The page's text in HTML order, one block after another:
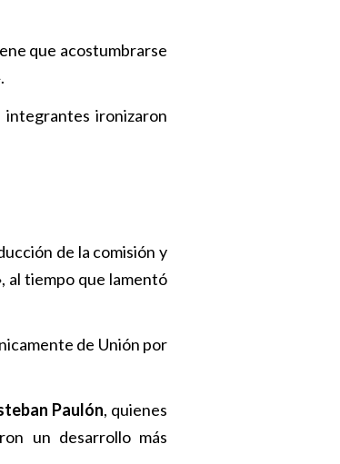
que acostumbrarse
ironizaron
de la comisión y
al tiempo que lamentó
de Unión por
Paulón, quienes
un desarrollo más